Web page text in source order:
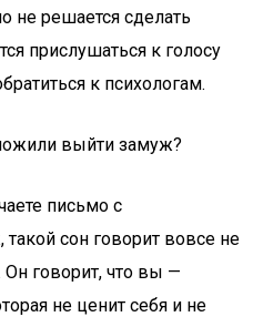
не решается сделать
прислушаться к голосу
к психологам.
выйти замуж?
письмо с
сон говорит вовсе не
говорит, что вы —
не ценит себя и не